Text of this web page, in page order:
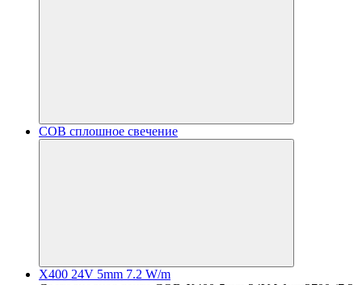
COB сплошное свечение
X400 24V 5mm 7.2 W/m